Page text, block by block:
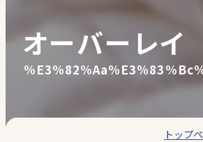
オーバーレイ
トップ